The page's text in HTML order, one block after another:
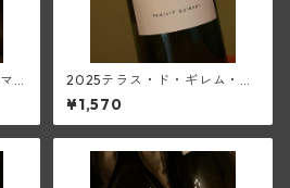
2025テラス・ド・ギレム・ブ
ラン・ヴィエーユ・ヴィーニ
ュ<ペイ・デロ―>(ムーラン・
ド・ガサック)
¥1,570